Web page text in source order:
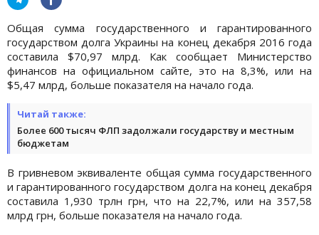
Общая сумма государственного и гарантированного
государством долга Украины на конец декабря 2016 года
составила $70,97 млрд. Как сообщает Министерство
финансов на официальном сайте, это на 8,3%, или на
$5,47 млрд, больше показателя на начало года.
Читай также:
Более 600 тысяч ФЛП задолжали государству и местным
бюджетам
В гривневом эквиваленте общая сумма государственного
и гарантированного государством долга на конец декабря
составила 1,930 трлн грн, что на 22,7%, или на 357,58
млрд грн, больше показателя на начало года.